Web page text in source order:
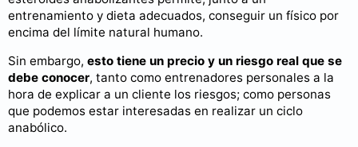
entrenamiento y dieta adecuados, conseguir un físico por
encima del límite natural humano.
Sin embargo, esto tiene un precio y un riesgo real que se
debe conocer, tanto como entrenadores personales a la
hora de explicar a un cliente los riesgos; como personas
que podemos estar interesadas en realizar un ciclo
anabólico.